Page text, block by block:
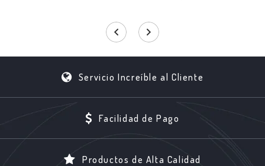
Servicio Increíble al Cliente
Facilidad de Pago
Productos de Alta Calidad